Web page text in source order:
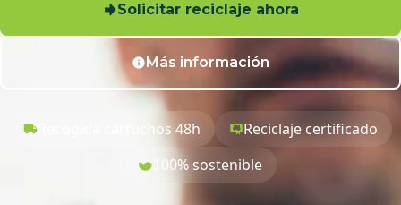
Solicitar reciclaje ahora
Más información
Recogida cartuchos 48h
Reciclaje certificado
100% sostenible